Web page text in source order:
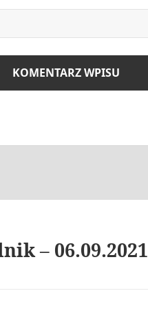
– 06.09.2021